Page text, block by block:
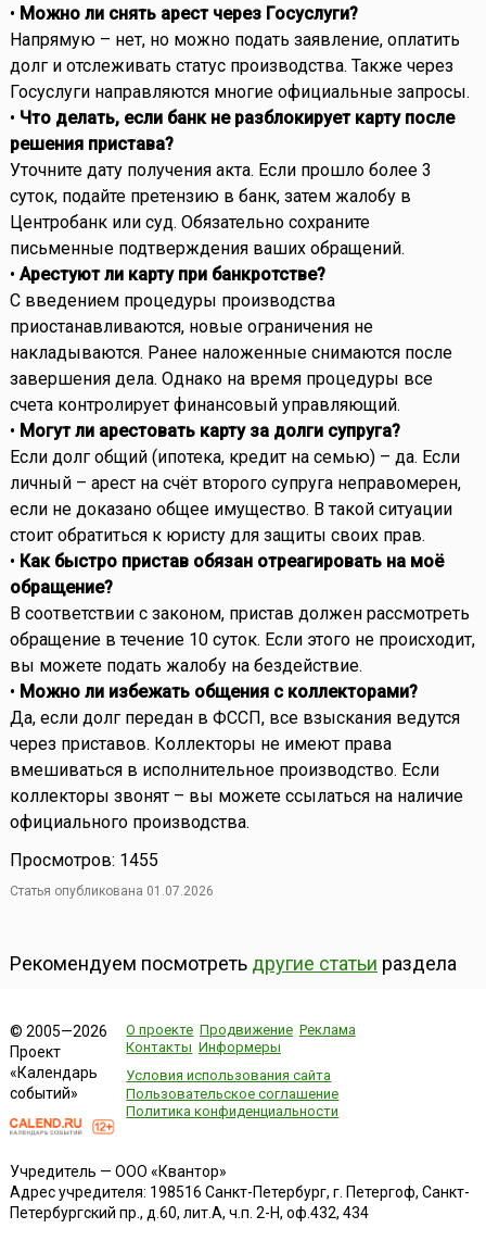
• Можно ли снять арест через Госуслуги?
Напрямую – нет, но можно подать заявление, оплатить
долг и отслеживать статус производства. Также через
Госуслуги направляются многие официальные запросы.
• Что делать, если банк не разблокирует карту после
решения пристава?
Уточните дату получения акта. Если прошло более 3
суток, подайте претензию в банк, затем жалобу в
Центробанк или суд. Обязательно сохраните
письменные подтверждения ваших обращений.
• Арестуют ли карту при банкротстве?
С введением процедуры производства
приостанавливаются, новые ограничения не
накладываются. Ранее наложенные снимаются после
завершения дела. Однако на время процедуры все
счета контролирует финансовый управляющий.
• Могут ли арестовать карту за долги супруга?
Если долг общий (ипотека, кредит на семью) – да. Если
личный – арест на счёт второго супруга неправомерен,
если не доказано общее имущество. В такой ситуации
стоит обратиться к юристу для защиты своих прав.
• Как быстро пристав обязан отреагировать на моё
обращение?
В соответствии с законом, пристав должен рассмотреть
обращение в течение 10 суток. Если этого не происходит,
вы можете подать жалобу на бездействие.
• Можно ли избежать общения с коллекторами?
Да, если долг передан в ФССП, все взыскания ведутся
через приставов. Коллекторы не имеют права
вмешиваться в исполнительное производство. Если
коллекторы звонят – вы можете ссылаться на наличие
официального производства.
Просмотров: 1455
Статья опубликована 01.07.2026
Рекомендуем посмотреть другие статьи раздела
© 2005—2026
Проект
«Календарь
событий»
О проекте Продвижение Реклама
Контакты Информеры
Условия использования сайта
Пользовательское соглашение
Политика конфиденциальности
Учредитель — ООО «Квантор»
Адрес учредителя: 198516 Санкт-Петербург, г. Петергоф, Санкт-
Петербургский пр., д.60, лит.А, ч.п. 2-Н, оф.432, 434